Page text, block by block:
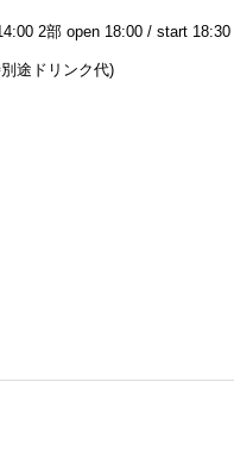
2部 open 18:00 / start 18:30
途ドリンク代)